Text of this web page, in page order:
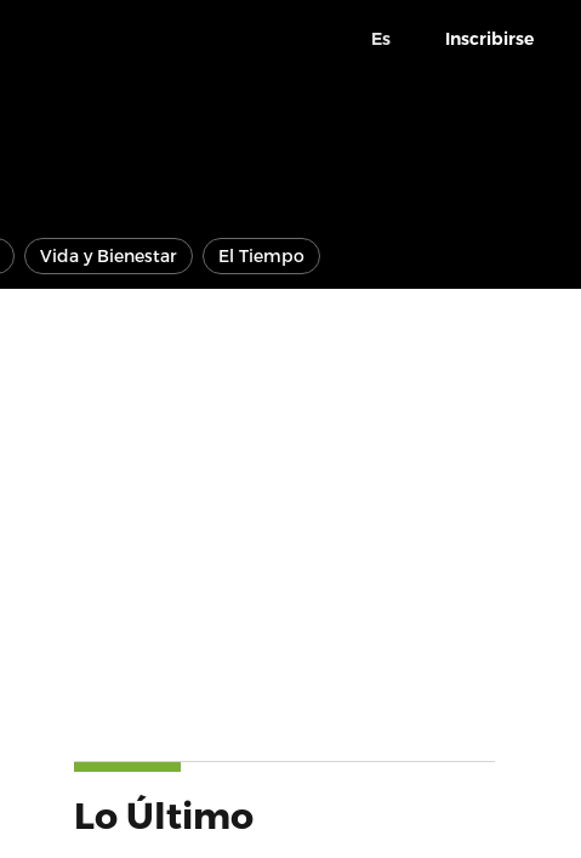
Es Inscribirse
Vida y Bienestar El Tiempo
Lo Último